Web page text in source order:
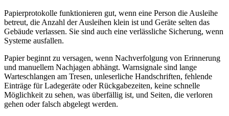
Papierprotokolle funktionieren gut, wenn eine Person die Ausleihe
betreut, die Anzahl der Ausleihen klein ist und Geräte selten das
Gebäude verlassen. Sie sind auch eine verlässliche Sicherung, wenn
Systeme ausfallen.
Papier beginnt zu versagen, wenn Nachverfolgung von Erinnerung
und manuellem Nachjagen abhängt. Warnsignale sind lange
Warteschlangen am Tresen, unleserliche Handschriften, fehlende
Einträge für Ladegeräte oder Rückgabezeiten, keine schnelle
Möglichkeit zu sehen, was überfällig ist, und Seiten, die verloren
gehen oder falsch abgelegt werden.